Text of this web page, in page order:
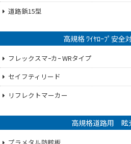
道路鋲15型
高規格 ﾜｲﾔﾛｰﾌﾟ安全
フレックスマｰカｰ WRタイプ
セイフティリード
リフレクトマーカー
高規格道路用 眩